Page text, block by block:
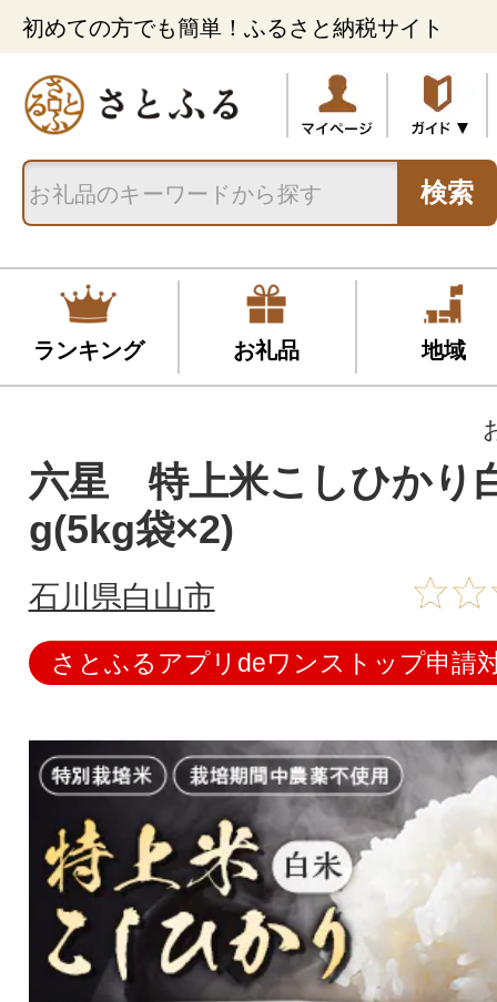
初めての方でも簡単！ふるさと納税サイト
検索
ランキング お礼品 地域
六星 特上米こしひか
g(5kg袋×2)
石川県白山市
さとふるアプリdeワンストップ申請